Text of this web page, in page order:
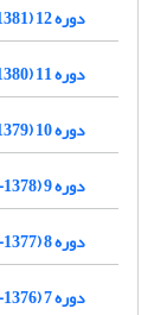
دوره 12 (1381-1382)
دوره 11 (1380-1381)
دوره 10 (1379-1380)
دوره 9 (1378-1379)
دوره 8 (1377-1378)
دوره 7 (1376-1377)